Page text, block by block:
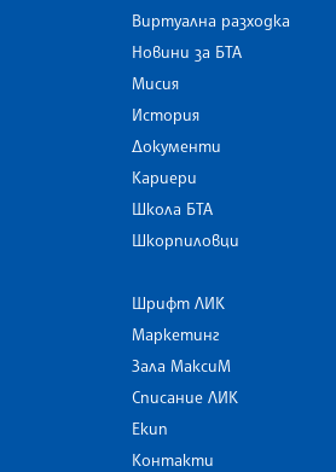
Виртуална разходка
Новини за БТА
Мисия
История
Документи
Кариери
Школа БТА
Шкорпиловци
Шрифт ЛИК
Маркетинг
Зала МаксиМ
Списание ЛИК
Екип
Контакти